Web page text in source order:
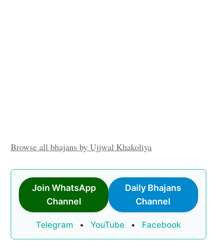
Browse all bhajans by Ujjwal Khakoliya
Join WhatsApp
Channel
Daily Bhajans
Channel
Telegram • YouTube • Facebook